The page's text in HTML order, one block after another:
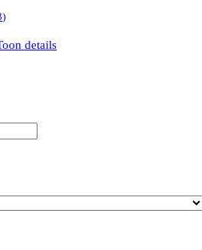
)
details